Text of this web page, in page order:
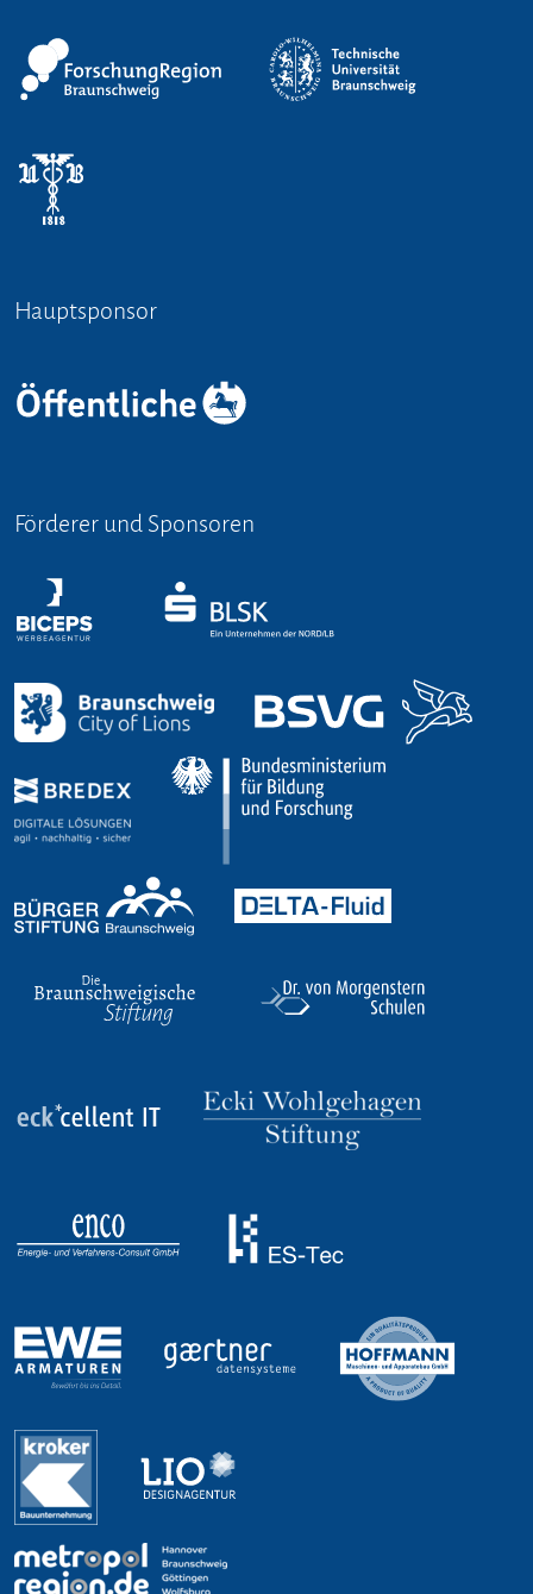
Hauptsponsor
Förderer und Sponsoren